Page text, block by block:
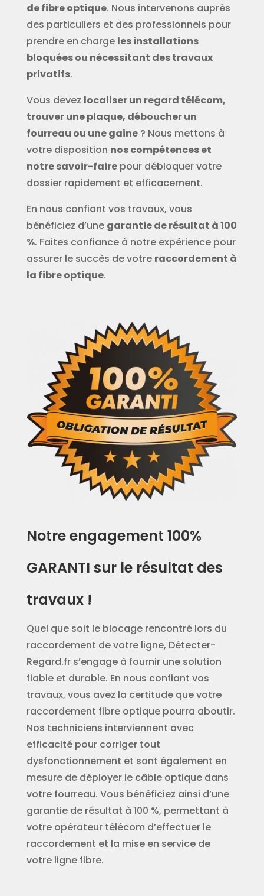
de fibre optique. Nous intervenons auprès
des particuliers et des professionnels pour
prendre en charge les installations
bloquées ou nécessitant des travaux
privatifs.
Vous devez localiser un regard télécom,
trouver une plaque, déboucher un
fourreau ou une gaine? Nous mettons à
votre disposition nos compétences et
notre savoir-fairepour débloquer votre
dossier rapidement et efficacement.
En nous confiant vos travaux, vous
bénéficiez d’une garantie de résultat à 100
%. Faites confiance à notre expérience pour
assurer le succès de votre raccordement à
la fibre optique.
Notre engagement 100%
GARANTI sur le résultat des
travaux !
Quel que soit le blocage rencontré lors du
raccordement de votre ligne, Détecter-
Regard.fr s’engage à fournir une solution
fiable et durable. En nous confiant vos
travaux, vous avez la certitude que votre
raccordement fibre optique pourra aboutir.
Nos techniciens interviennent avec
efficacité pour corriger tout
dysfonctionnement et sont également en
mesure de déployer le câble optique dans
votre fourreau. Vous bénéficiez ainsi d’une
garantie de résultat à 100 %, permettant à
votre opérateur télécom d’effectuer le
raccordement et la mise en service de
votre ligne fibre.